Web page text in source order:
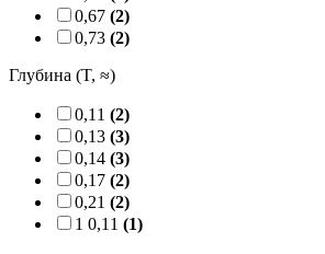
0,67 (2)
0,73 (2)
Глубина (T, ≈)
0,11 (2)
0,13 (3)
0,14 (3)
0,17 (2)
0,21 (2)
1 0,11 (1)